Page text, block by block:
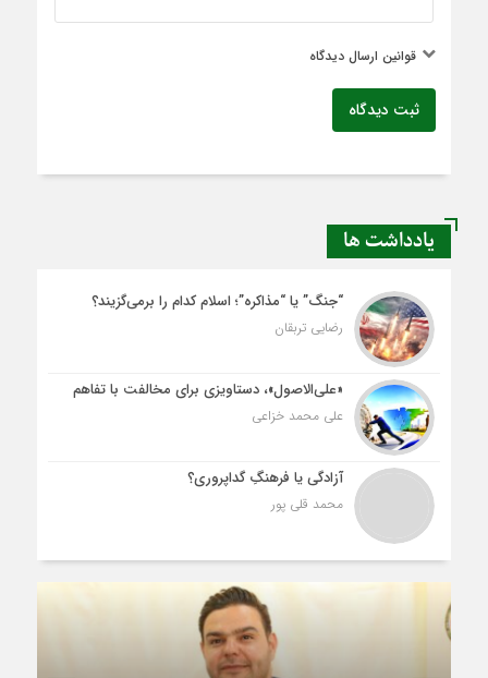
قوانین ارسال دیدگاه
ثبت دیدگاه
یادداشت ها
“جنگ” یا “مذاکره”؛ اسلام کدام را برمی‌گزیند؟
رضایی تربقان
«علی‌الاصول»، دستاویزی برای مخالفت با تفاهم
علی محمد خزاعی
آزادگی یا فرهنگِ گداپروری؟
محمد قلی پور